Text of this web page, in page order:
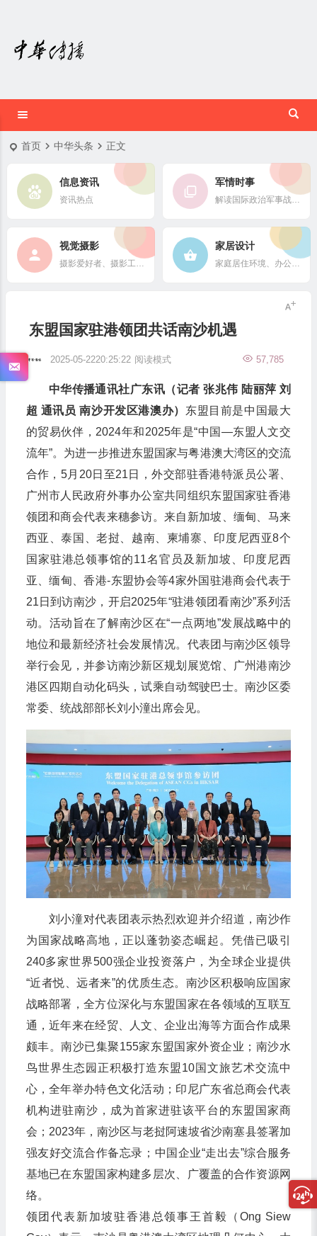
首页 中华头条 正文
信息资讯
资讯热点
军情时事
解读国际政治军事战略格局
视觉摄影
摄影爱好者、摄影工作者及摄影行业信息
家居设计
家庭居住环境、办公场所、公共空间陈设风格以设计搭配
东盟国家驻港领团共话南沙机遇
2025-05-2220:25:22 57,785
阅读模式
中华传播通讯社广东讯（记者 张兆伟 陆丽萍 刘
超 通讯员 南沙开发区港澳办） 东盟目前是中国最大
的贸易伙伴，2024年和2025年是“中国—东盟人文交
流年”。为进一步推进东盟国家与粤港澳大湾区的交流
合作，5月20日至21日，外交部驻香港特派员公署、
广州市人民政府外事办公室共同组织东盟国家驻香港
领团和商会代表来穗参访。来自新加坡、缅甸、马来
西亚、泰国、老挝、越南、柬埔寨、印度尼西亚8个
国家驻港总领事馆的11名官员及新加坡、印度尼西
亚、缅甸、香港-东盟协会等4家外国驻港商会代表于
21日到访南沙，开启2025年“驻港领团看南沙”系列活
动。活动旨在了解南沙区在“一点两地”发展战略中的
地位和最新经济社会发展情况。代表团与南沙区领导
举行会见，并参访南沙新区规划展览馆、广州港南沙
港区四期自动化码头，试乘自动驾驶巴士。南沙区委
常委、统战部部长刘小潼出席会见。
刘小潼对代表团表示热烈欢迎并介绍道，南沙作
为国家战略高地，正以蓬勃姿态崛起。凭借已吸引
240多家世界500强企业投资落户，为全球企业提供
“近者悦、远者来”的优质生态。南沙区积极响应国家
战略部署，全方位深化与东盟国家在各领域的互联互
通，近年来在经贸、人文、企业出海等方面合作成果
颇丰。南沙已集聚155家东盟国家外资企业；南沙水
鸟世界生态园正积极打造东盟10国文旅艺术交流中
心，全年举办特色文化活动；印尼广东省总商会代表
机构进驻南沙，成为首家进驻该平台的东盟国家商
会；2023年，南沙区与老挝阿速坡省沙南塞县签署加
强友好交流合作备忘录；中国企业“走出去”综合服务
基地已在东盟国家构建多层次、广覆盖的合作资源网
络。
领团代表新加坡驻香港总领事王首毅（Ong Siew